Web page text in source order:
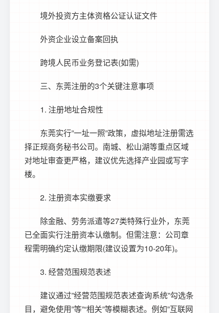
境外投资方主体资格公证认证文件
外资企业设立备案回执
跨境人民币业务登记表(如需)
三、东莞注册的3个关键注意事项
1. 注册地址合规性
东莞实行”一址一照”政策，虚拟地址注册需选
择正规商务秘书公司。南城、松山湖等重点区域
对地址审查更严格，建议优先选择产业园或写字
楼。
2. 注册资本实缴要求
除金融、劳务派遣等27类特殊行业外，东莞
已全面实行注册资本认缴制。但需注意：公司章
程需明确约定认缴期限(建议设置为10-20年)。
3. 经营范围规范表述
建议通过”经营范围规范表述查询系统”勾选条
目，避免使用”等”“相关”等模糊表述。例如”互联网